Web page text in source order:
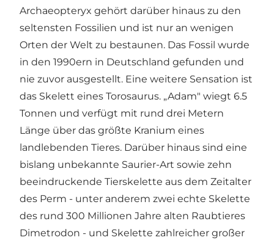
Archaeopteryx gehört darüber hinaus zu den
seltensten Fossilien und ist nur an wenigen
Orten der Welt zu bestaunen. Das Fossil wurde
in den 1990ern in Deutschland gefunden und
nie zuvor ausgestellt. Eine weitere Sensation ist
das Skelett eines Torosaurus. „Adam" wiegt 6.5
Tonnen und verfügt mit rund drei Metern
Länge über das größte Kranium eines
landlebenden Tieres. Darüber hinaus sind eine
bislang unbekannte Saurier-Art sowie zehn
beeindruckende Tierskelette aus dem Zeitalter
des Perm - unter anderem zwei echte Skelette
des rund 300 Millionen Jahre alten Raubtieres
Dimetrodon - und Skelette zahlreicher großer